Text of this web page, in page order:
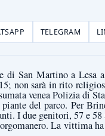
TELEGRAM
di San Martino a
non sarà in rito
venea Polizia di
del parco. Per
I due genitori, 57 e
La vittima